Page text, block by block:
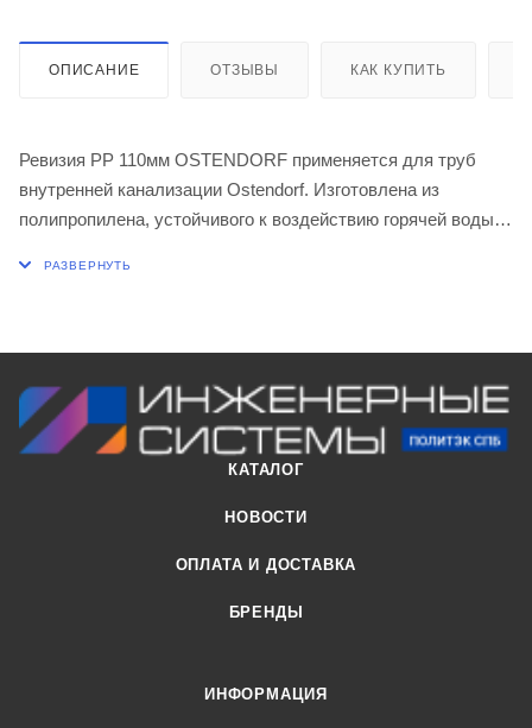
ОПИСАНИЕ ОТЗЫВЫ КАК КУПИТЬ
Ревизия PP 110мм OSTENDORF применяется для труб
внутренней канализации Ostendorf. Изготовлена из
полипропилена, устойчивого к воздействию горячей воды и
КАТАЛОГ
НОВОСТИ
ОПЛАТА И ДОСТАВКА
БРЕНДЫ
ИНФОРМАЦИЯ